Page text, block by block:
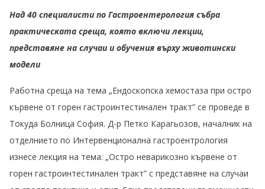
Над 40 специалисти по Гастроентерология събра
практическата среща, която включи лекции,
представяне на случаи и обучения върху животински
модели
Работна среща на тема „Ендоскопска хемостаза при остро
кървене от горен гастроинтестинален тракт” се проведе в
Токуда Болница София. Д-р Петко Карагьозов, началник на
отделнието по Интервенционална гастроентрология
изнесе лекция на тема: „Остро неварикозно кървене от
горен гастроинтестинален тракт” с представяне на случаи